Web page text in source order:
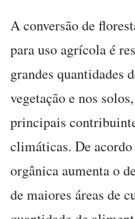
A conversão de
para uso agrícola é
grandes quantidades
vegetação e nos
principais
climáticas. De
orgânica aumenta o
de maiores áreas de